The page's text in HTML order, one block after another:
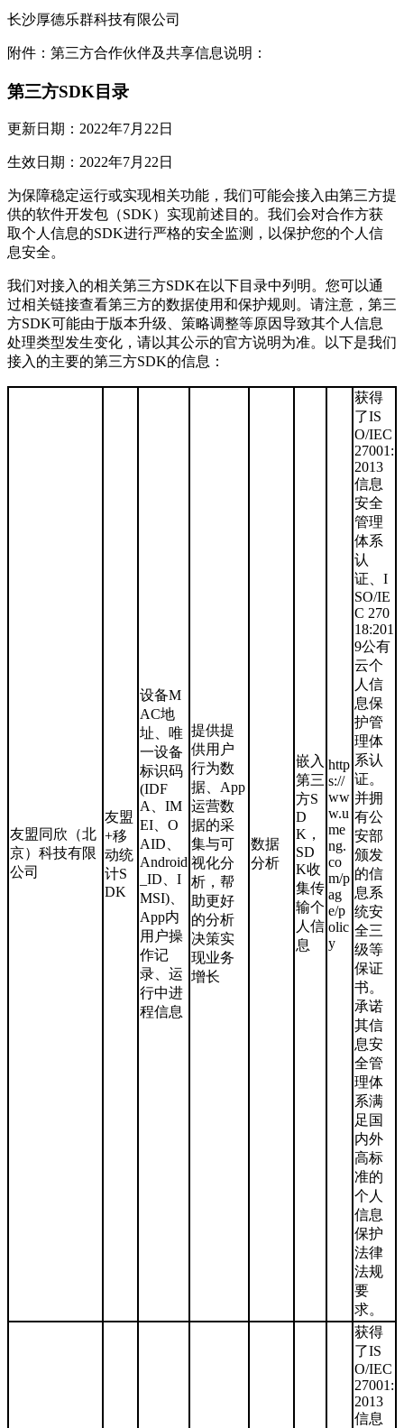
长沙厚德乐群科技有限公司
附件：第三方合作伙伴及共享信息说明：
第三方SDK目录
更新日期：2022年7月22日
生效日期：2022年7月22日
为保障稳定运行或实现相关功能，我们可能会接入由第三方提
供的软件开发包（SDK）实现前述目的。我们会对合作方获
取个人信息的SDK进行严格的安全监测，以保护您的个人信
息安全。
我们对接入的相关第三方SDK在以下目录中列明。您可以通
过相关链接查看第三方的数据使用和保护规则。请注意，第三
方SDK可能由于版本升级、策略调整等原因导致其个人信息
处理类型发生变化，请以其公示的官方说明为准。以下是我们
接入的主要的第三方SDK的信息：
友盟同欣（北
京）科技有限
公司
友盟
+移
动统
计S
DK
设备M
AC地
址、唯
一设备
标识码
(IDF
A、IM
EI、O
AID、
Android
_ID、I
MSI)、
App内
用户操
作记
录、运
行中进
程信息
提供提
供用户
行为数
据、App
运营数
据的采
集与可
视化分
析，帮
助更好
的分析
决策实
现业务
增长
数据
分析
嵌入
第三
方S
D
K，
SD
K收
集传
输个
人信
息
http
s://
ww
w.u
me
ng.
co
m/p
ag
e/p
olic
y
获得
了IS
O/IEC
27001:
2013
信息
安全
管理
体系
认
证、I
SO/IE
C 270
18:201
9公有
云个
人信
息保
护管
理体
系认
证。
并拥
有公
安部
颁发
的信
息系
统安
全三
级等
保证
书。
承诺
其信
息安
全管
理体
系满
足国
内外
高标
准的
个人
信息
保护
法律
法规
要
求。
获得
了IS
O/IEC
27001:
2013
信息